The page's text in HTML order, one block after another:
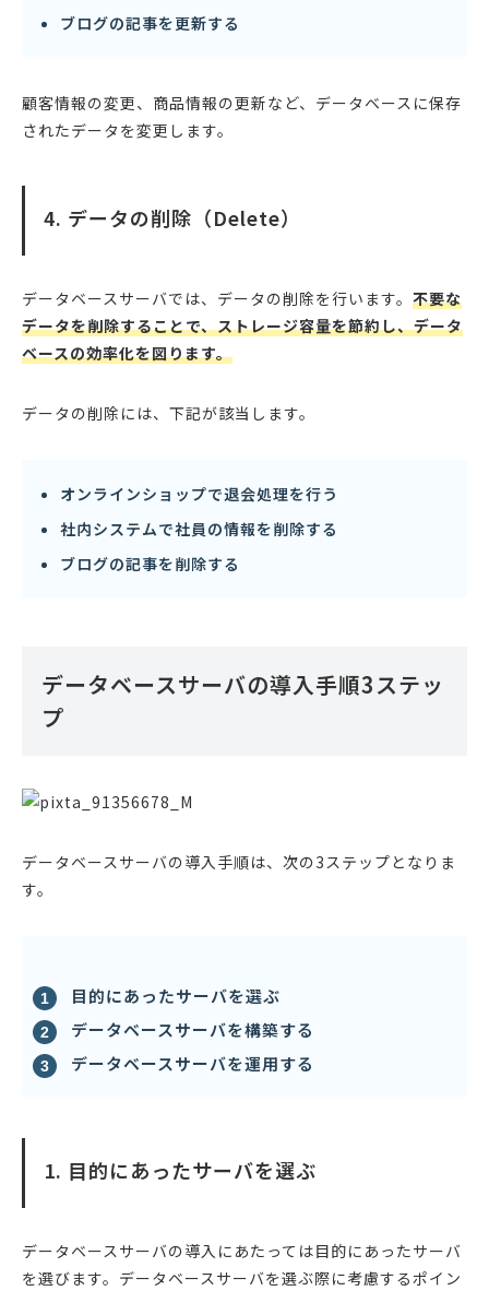
ブログの記事を更新する
顧客情報の変更、商品情報の更新など、データベースに保存
されたデータを変更します。
4. データの削除（Delete）
データベースサーバでは、データの削除を行います。 不要な
データを削除することで、ストレージ容量を節約し、データ
ベースの効率化を図ります。
データの削除には、下記が該当します。
オンラインショップで退会処理を行う
社内システムで社員の情報を削除する
ブログの記事を削除する
データベースサーバの導入手順3ステッ
プ
データベースサーバの導入手順は、次の3ステップとなりま
す。
目的にあったサーバを選ぶ
データベースサーバを構築する
データベースサーバを運用する
1. 目的にあったサーバを選ぶ
データベースサーバの導入にあたっては目的にあったサーバ
を選びます。データベースサーバを選ぶ際に考慮するポイン